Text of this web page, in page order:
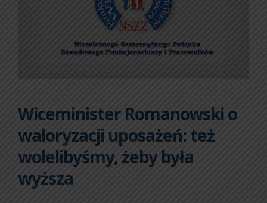
Wiceminister Romanowski o
waloryzacji uposażeń: też
wolelibyśmy, żeby była
wyższa